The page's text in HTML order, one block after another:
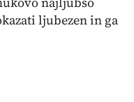
ljubezen in ga